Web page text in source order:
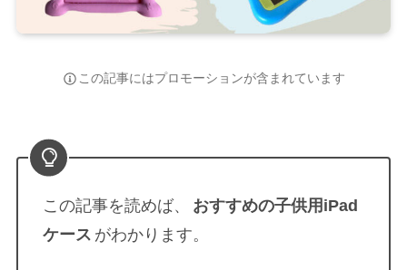
この記事にはプロモーションが含まれています
この記事を読めば、
おすすめの子供用iPad
ケース がわかります。